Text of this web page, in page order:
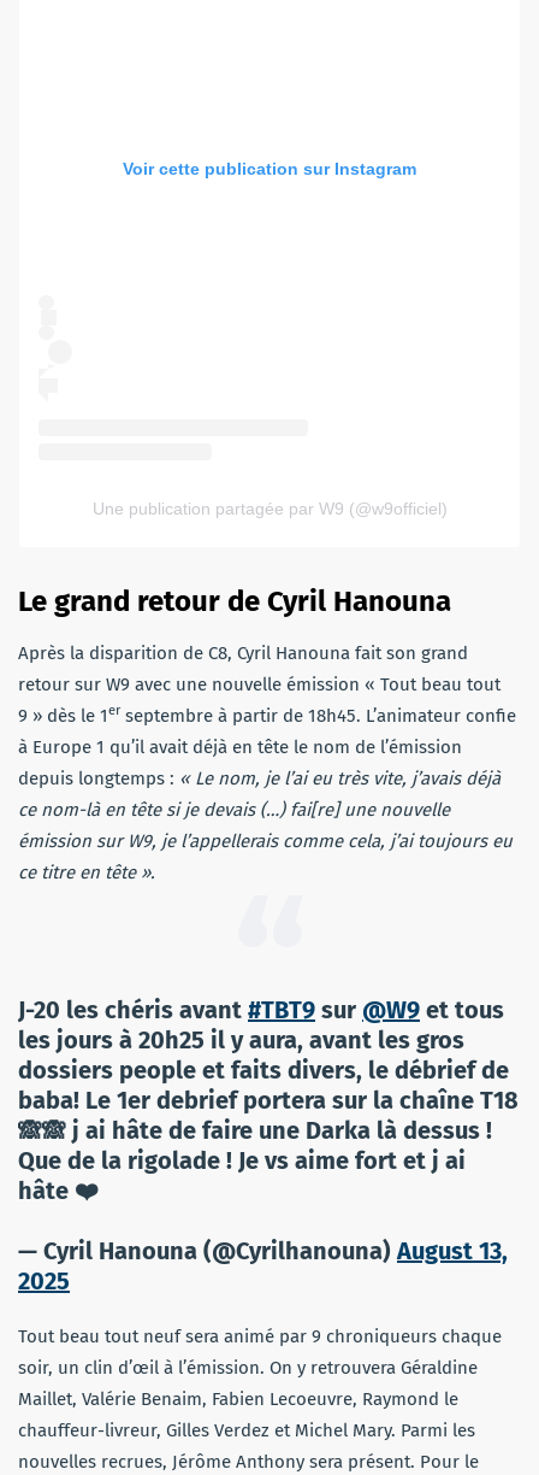
Voir cette publication sur Instagram
Une publication partagée par W9 (@w9officiel)
Le grand retour de Cyril Hanouna
Après la disparition de C8, Cyril Hanouna fait son grand
retour sur W9 avec une nouvelle émission « Tout beau tout
9 » dès le 1erseptembre à partir de 18h45. L’animateur confie
à Europe 1 qu’il avait déjà en tête le nom de l’émission
depuis longtemps : « Le nom, je l’ai eu très vite, j’avais déjà
ce nom-là en tête si je devais (…) fai[re] une nouvelle
émission sur W9, je l’appellerais comme cela, j’ai toujours eu
ce titre en tête ».
J-20 les chéris avant #TBT9 sur @W9 et tous
les jours à 20h25 il y aura, avant les gros
dossiers people et faits divers, le débrief de
baba! Le 1er debrief portera sur la chaîne T18
🙈🙈 j ai hâte de faire une Darka là dessus !
Que de la rigolade ! Je vs aime fort et j ai
hâte ❤️
— Cyril Hanouna (@Cyrilhanouna)August 13,
2025
Tout beau tout neuf sera animé par 9 chroniqueurs chaque
soir, un clin d’œil à l’émission. On y retrouvera Géraldine
Maillet, Valérie Benaim, Fabien Lecoeuvre, Raymond le
chauffeur-livreur, Gilles Verdez et Michel Mary. Parmi les
nouvelles recrues, Jérôme Anthony sera présent. Pour le